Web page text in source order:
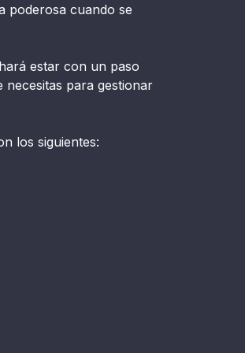
poderosa cuando se
estar con un paso
necesitas para gestionar
los siguientes: